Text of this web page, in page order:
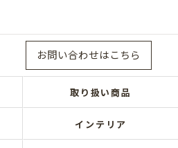
お問い合わせはこちら
取り扱い商品
インテリア